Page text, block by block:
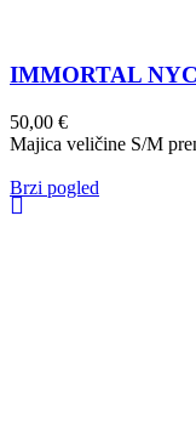
IMMORTAL NYC
50,00 €
Majica veličine S/M
Brzi pogled